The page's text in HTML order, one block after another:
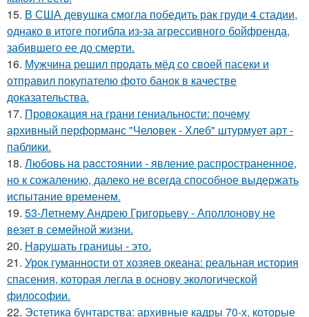
15. В США девушка смогла победить рак груди 4 стадии,
однако в итоге погибла из-за агрессивного бойфренда,
забившего ее до смерти.
16. Мужчина решил продать мёд со своей пасеки и
отправил покупателю фото банок в качестве
доказательства.
17. Провокация на грани гениальности: почему
архивный перформанс "Человек - Хлеб" штурмует арт -
паблики.
18. Любовь нa pacстоянии - явление распространенное,
но к сожалению, далеко не всегда способное выдержать
испытание временем.
19. 53-Летнему Андрею Григорьеву - Аполлонову не
везет в семейной жизни.
20. Hapушать границы - это.
21. Урок гуманности от хозяев океана: реальная история
спасения, которая легла в основу экологической
философии.
22. Эстетика бунтарства: архивные кадры 70-х, которые